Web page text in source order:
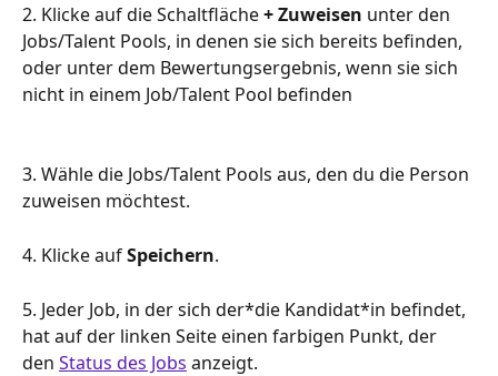
2. Klicke auf die Schaltfläche + Zuweisen unter den
Jobs/Talent Pools, in denen sie sich bereits befinden,
oder unter dem Bewertungsergebnis, wenn sie sich
nicht in einem Job/Talent Pool befinden
3. Wähle die Jobs/Talent Pools aus, den du die Person
zuweisen möchtest.
4. Klicke auf Speichern.
5. Jeder Job, in der sich der*die Kandidat*in befindet,
hat auf der linken Seite einen farbigen Punkt, der
den Status des Jobs anzeigt.